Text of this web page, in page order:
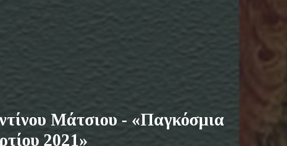
Μάτσιου - «Παγκόσμια
2021»